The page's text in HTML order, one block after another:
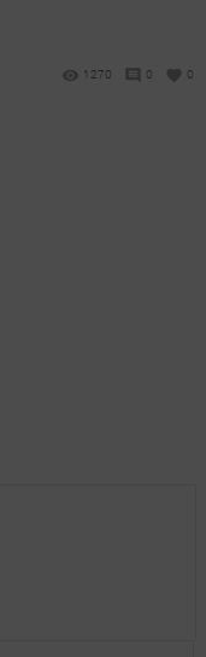
1270 0 0